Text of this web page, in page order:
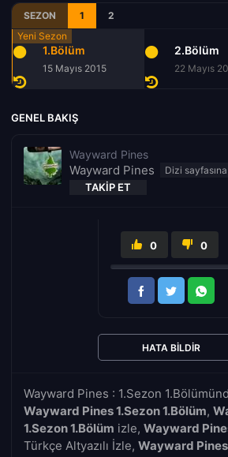
SEZON 1 2
1.Bölüm
15 Mayıs 2015
2.Bölüm
22 Mayıs
GENEL BAKIŞ
Wayward Pines
Wayward Pines
TAKIP ET
Wayward Pines : 1.Sezon
Wayward Pines 1.Sezon 1.Bölüm,
1.Sezon 1.Bölüm izle, Wayward
Türkçe Altyazılı İzle, Wayward Pines
0 0
HATA BILDIR